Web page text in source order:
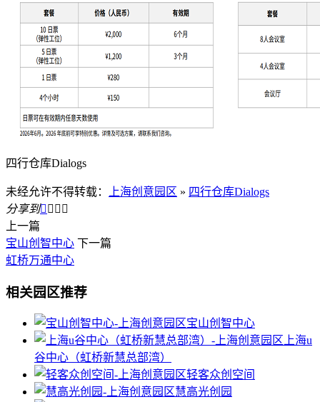
四行仓库Dialogs
未经允许不得转载： 上海创意园区 » 四行仓库Dialogs
分享到   
上一篇
宝山创智中心 下一篇
虹桥万通中心
相关园区推荐
宝山创智中心
上海u
谷中心（虹桥新慧总部湾）
轻客众创空间
慧高光创园